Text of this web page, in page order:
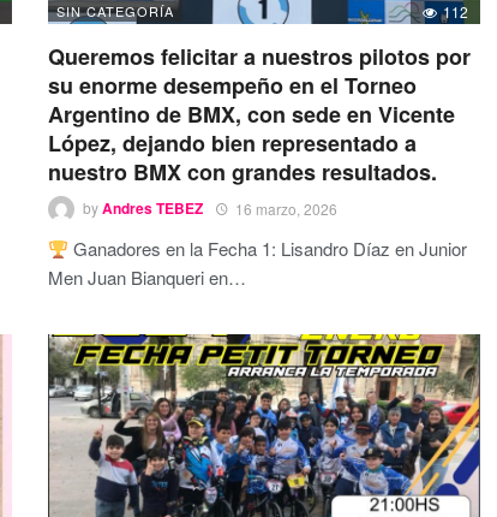
SIN CATEGORÍA 112
Queremos felicitar a nuestros pilotos por
su enorme desempeño en el Torneo
Argentino de BMX, con sede en Vicente
López, dejando bien representado a
nuestro BMX con grandes resultados.
byAndres TEBEZ 16 marzo, 2026
Ganadores en la Fecha 1: Lisandro Díaz en Junior
Men Juan Bianqueri en…